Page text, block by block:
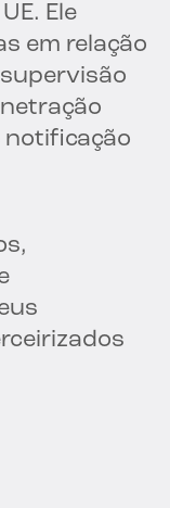
Ele
em relação
notificação